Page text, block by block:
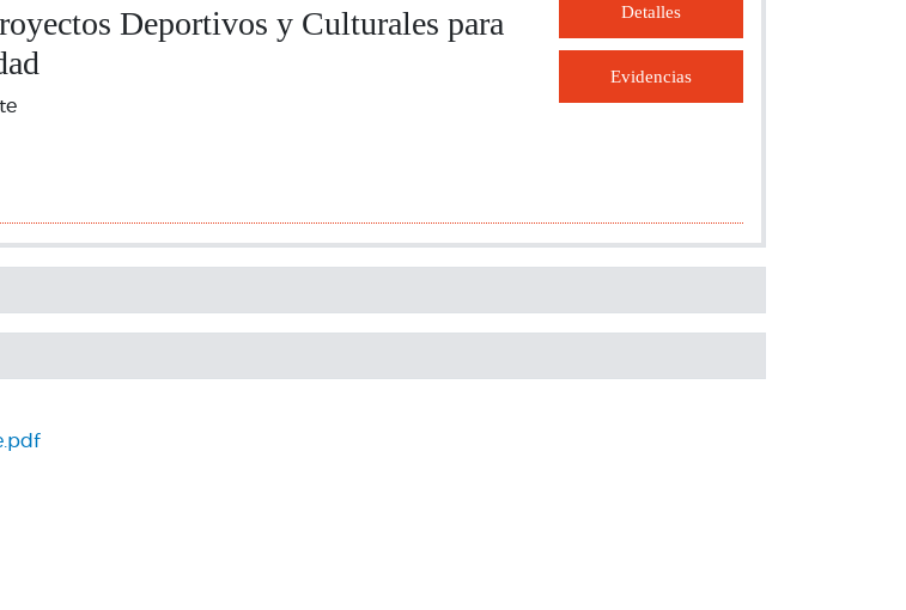
Deportivos y Culturales para
Detalles
Evidencias